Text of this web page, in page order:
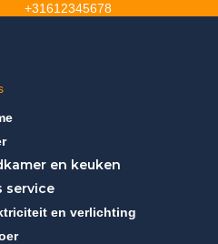
+31612345678
en keuken
service
en verlichting